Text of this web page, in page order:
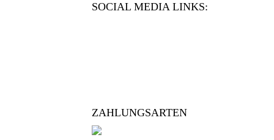
SOCIAL MEDIA LINKS:
ZAHLUNGSARTEN